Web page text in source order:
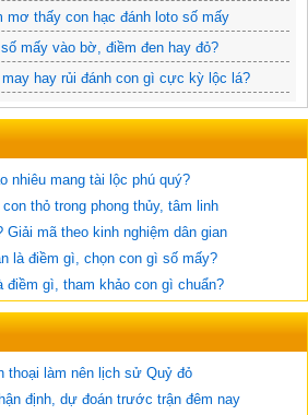
mơ thấy con hạc đánh loto số mấy
mấy vào bờ, điềm đen hay đỏ?
hay rủi đánh con gì cực kỳ lộc lá?
nhiêu mang tài lộc phú quý?
thỏ trong phong thủy, tâm linh
mã theo kinh nghiệm dân gian
là điềm gì, chọn con gì số mấy?
điềm gì, tham khảo con gì chuẩn?
thoại làm nên lịch sử Quỷ đỏ
định, dự đoán trước trận đêm nay